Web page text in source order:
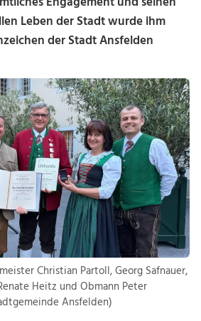
Leben der Stadt wurde ihm
der Stadt Ansfelden
Christian Partoll, Georg Safnauer,
Heitz und Obmann Peter
Ansfelden)